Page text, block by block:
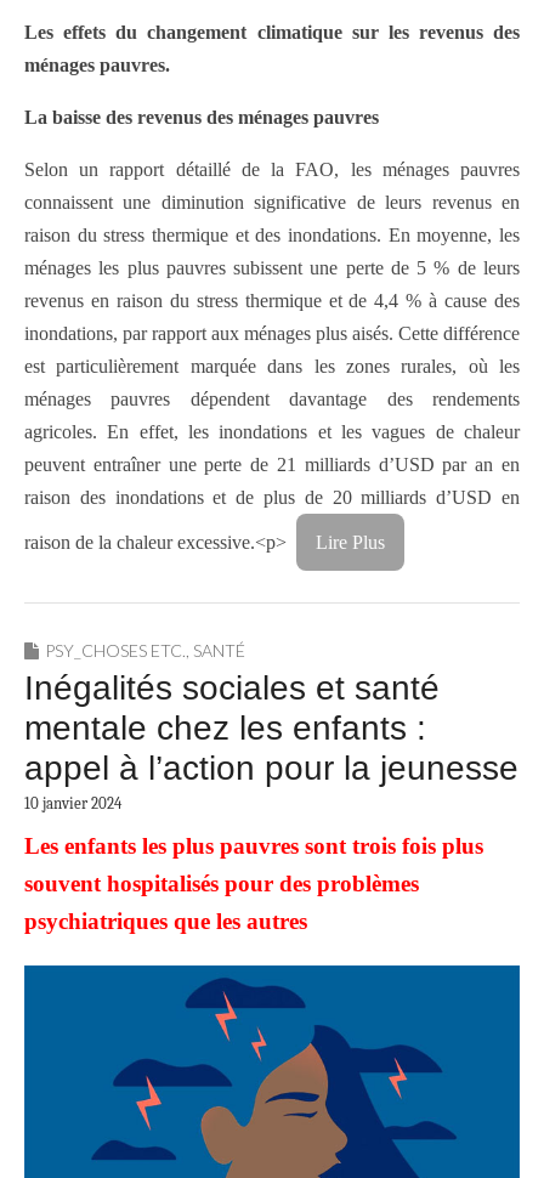
Les effets du changement climatique sur les revenus des
ménages pauvres.
La baisse des revenus des ménages pauvres
Selon un rapport détaillé de la FAO, les ménages pauvres
connaissent une diminution significative de leurs revenus en
raison du stress thermique et des inondations. En moyenne, les
ménages les plus pauvres subissent une perte de 5 % de leurs
revenus en raison du stress thermique et de 4,4 % à cause des
inondations, par rapport aux ménages plus aisés. Cette différence
est particulièrement marquée dans les zones rurales, où les
ménages pauvres dépendent davantage des rendements
agricoles. En effet, les inondations et les vagues de chaleur
peuvent entraîner une perte de 21 milliards d’USD par an en
raison des inondations et de plus de 20 milliards d’USD en
raison de la chaleur excessive.<p> Lire Plus
PSY_CHOSES ETC. SANTÉ
Inégalités sociales et santé
mentale chez les enfants :
appel à l’action pour la jeunesse
10 janvier 2024
Les enfants les plus pauvres sont trois fois plus
souvent hospitalisés pour des problèmes
psychiatriques que les autres